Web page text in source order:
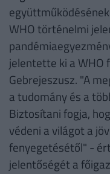
WHO történelmi
jelentette ki a WHO
Gebrejeszusz. "A
a tudomány és a
Biztosítani fogja,
védeni a világot a
fenyegetésétől" -
jelentőségét a